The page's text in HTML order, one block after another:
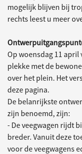
mogelijk blijven bij
rechts leest u meer
Op woensdag 11 april
plekke met de
over het plein. Het
deze pagina.
De belanrijkste
zijn benoemd, zijn:
- De veegwagen rijdt
breder. Vanuit deze
voor de veegwagens